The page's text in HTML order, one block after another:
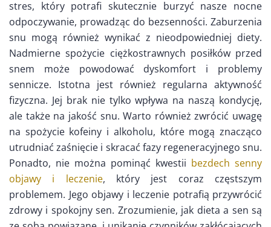
stres, który potrafi skutecznie burzyć nasze nocne
odpoczywanie, prowadząc do bezsenności. Zaburzenia
snu mogą również wynikać z nieodpowiedniej diety.
Nadmierne spożycie ciężkostrawnych posiłków przed
snem może powodować dyskomfort i problemy
sennicze. Istotna jest również regularna aktywność
fizyczna. Jej brak nie tylko wpływa na naszą kondycję,
ale także na jakość snu. Warto również zwrócić uwagę
na spożycie kofeiny i alkoholu, które mogą znacząco
utrudniać zaśnięcie i skracać fazy regeneracyjnego snu.
Ponadto, nie można pominąć kwestii bezdech senny
objawy i leczenie, który jest coraz częstszym
problemem. Jego objawy i leczenie potrafią przywrócić
zdrowy i spokojny sen. Zrozumienie, jak dieta a sen są